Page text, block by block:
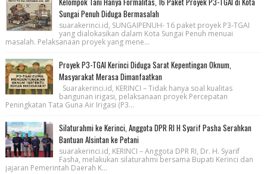
Sungai Penuh Diduga Bermasalah
suarakerinci.id, SUNGAIPENUH- 16 paket proyek P3-TGAI
yang dialokasikan dalam Kota Sungai Penuh menuai
masalah. Pelaksanaan proyek yang mene...
Proyek P3-TGAI Kerinci Diduga Sarat Kepentingan Oknum,
Masyarakat Merasa Dimanfaatkan
Suarakerinci.id, KERINCI – Tidak hanya soal kualitas
bangunan irigasi, pelaksanaan proyek Percepatan
Peningkatan Tata Guna Air Irigasi (P3...
Silaturahmi ke Kerinci, Anggota DPR RI H Syarif Pasha Serahkan
Bantuan Alsintan ke Petani
suarakerinci.id, KERINCI – Anggota DPR RI, Dr. H. Syarif
Fasha, melakukan silaturahmi bersama Bupati Kerinci dan
jajaran Pemerintah Daerah K...